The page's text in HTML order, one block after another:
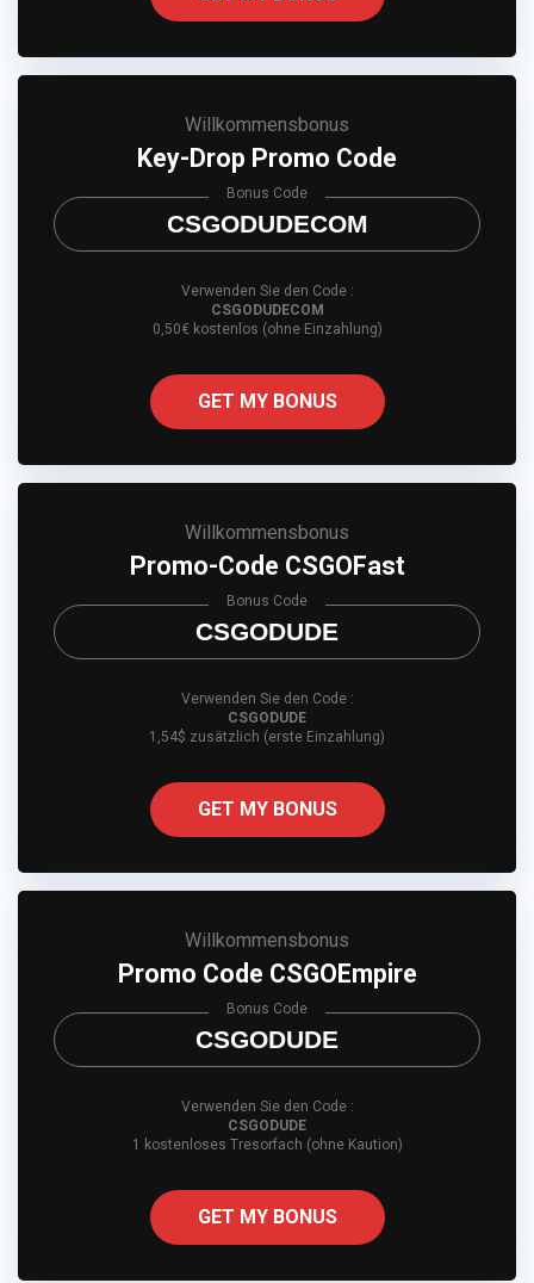
Willkommensbonus
Key-Drop Promo Code
CSGODUDECOM
Bonus Code
Verwenden Sie den Code :
CSGODUDECOM
0,50€ kostenlos (ohne Einzahlung)
GET MY BONUS
Willkommensbonus
Promo-Code CSGOFast
CSGODUDE
Bonus Code
Verwenden Sie den Code :
CSGODUDE
1,54$ zusätzlich (erste Einzahlung)
GET MY BONUS
Willkommensbonus
Promo Code CSGOEmpire
CSGODUDE
Bonus Code
Verwenden Sie den Code :
CSGODUDE
1 kostenloses Tresorfach (ohne Kaution)
GET MY BONUS